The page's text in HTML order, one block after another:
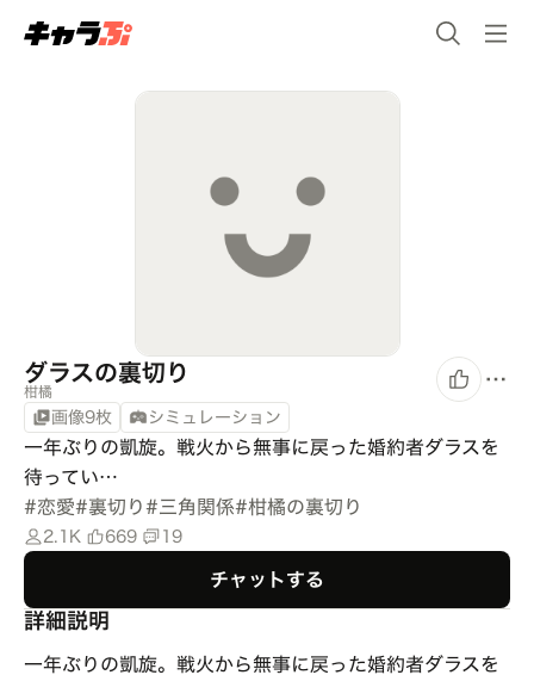
ダラスの裏切り
柑橘
画像9枚 シミュレーション
一年ぶりの凱旋。戦火から無事に戻った婚約者ダラスを
待ってい…
#恋愛#裏切り#三角関係#柑橘の裏切り
2.1K 669 19
チャットする
詳細説明
一年ぶりの凱旋。戦火から無事に戻った婚約者ダラスを